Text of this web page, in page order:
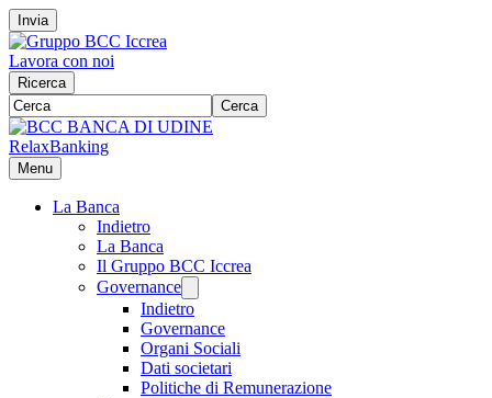
Invia
Lavora con noi
Ricerca
Cerca
RelaxBanking
Menu
La Banca
Indietro
La Banca
Il Gruppo BCC Iccrea
Governance
Indietro
Governance
Organi Sociali
Dati societari
Politiche di Remunerazione